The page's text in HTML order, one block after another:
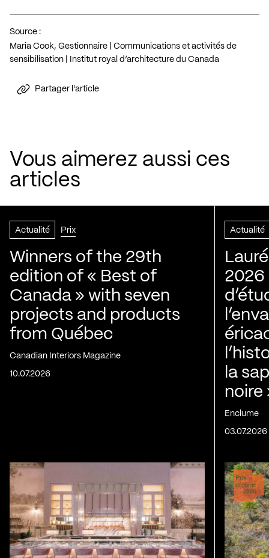
Source :
Maria Cook, Gestionnaire | Communications et activités de
sensibilisation | Institut royal d’architecture du Canada
Partager l'article
Vous aimerez aussi ces
articles
Actualité Prix
Winners of the 29th
edition of « Best of
Canada » with seven
projects and products
from Québec
Canadian Interiors Magazine
10.07.2026
Actualité
2026
la
noire
Enclume
03.07.2026